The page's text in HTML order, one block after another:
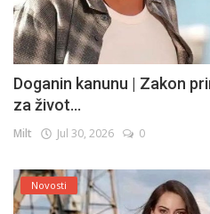
Doganin kanunu | Zakon
za život...
Milt Jul 30, 2026 0
Novosti